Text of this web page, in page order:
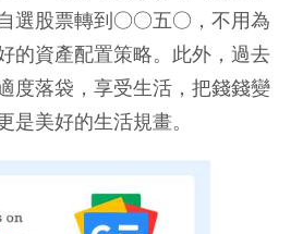
選股票轉到○○五○，不用為
的資產配置策略。此外，過去
度落袋，享受生活，把錢錢變
是美好的生活規畫。